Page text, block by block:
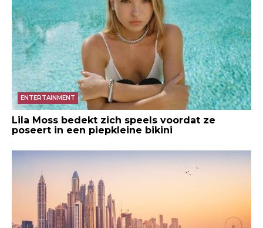
ENTERTAINMENT
Lila Moss bedekt zich speels voordat ze
poseert in een piepkleine bikini